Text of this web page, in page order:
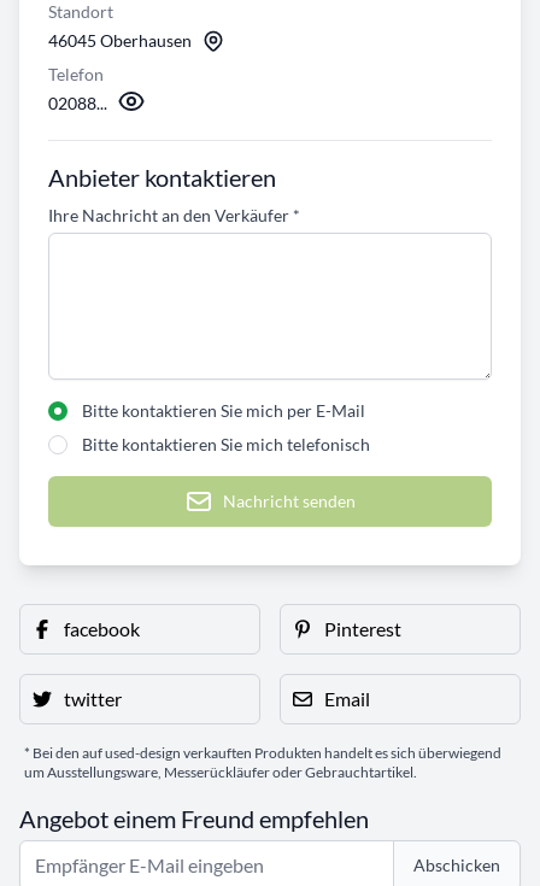
Standort
46045 Oberhausen
Telefon
02088...
Anbieter kontaktieren
Ihre Nachricht an den Verkäufer *
Bitte kontaktieren Sie mich per E-Mail
Bitte kontaktieren Sie mich telefonisch
Nachricht senden
facebook Pinterest
twitter Email
* Bei den auf used-design verkauften Produkten handelt es sich überwiegend
um Ausstellungsware, Messerückläufer oder Gebrauchtartikel.
Angebot einem Freund empfehlen
Abschicken